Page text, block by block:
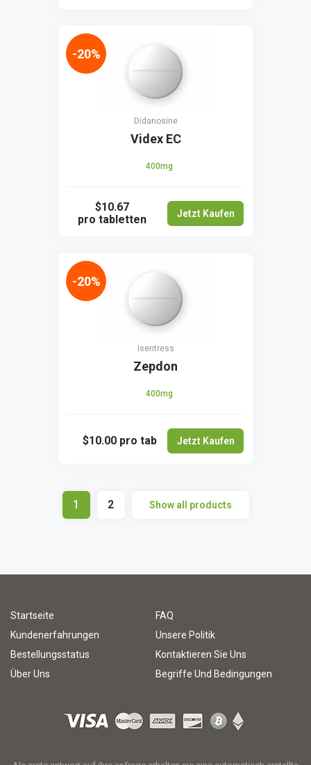
Didanosine
Videx EC
400mg
$10.67
pro tabletten
Jetzt Kaufen
-20%
Isentress
Zepdon
400mg
$10.00 pro tab Jetzt Kaufen
-20%
1 2 Show all products
Startseite
FAQ
Kundenerfahrungen
Unsere Politik
Bestellungsstatus
Kontaktieren Sie Uns
Über Uns
Begriffe Und Bedingungen